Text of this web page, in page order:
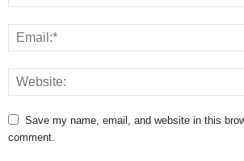
Save my name, email, and website in this
comment.